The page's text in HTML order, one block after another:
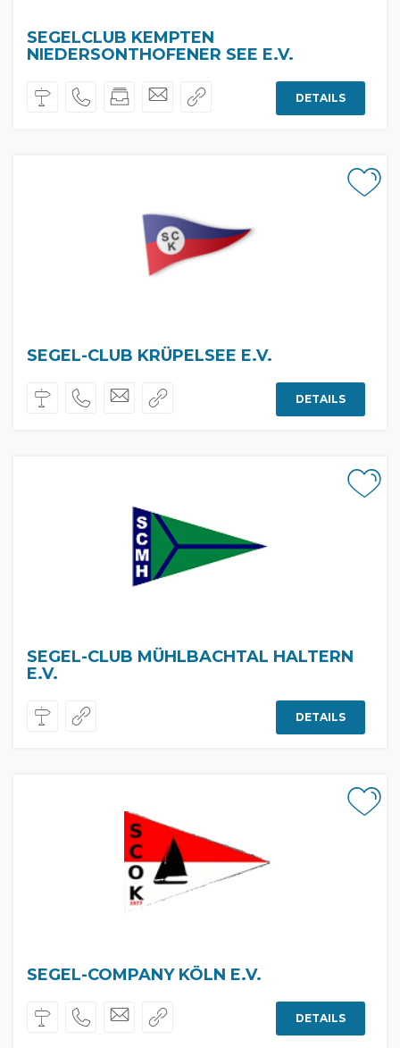
SEGELCLUB KEMPTEN
NIEDERSONTHOFENER SEE E.V.
DETAILS
SEGEL-CLUB KRÜPELSEE E.V.
DETAILS
SEGEL-CLUB MÜHLBACHTAL HALTERN
E.V.
DETAILS
SEGEL-COMPANY KÖLN E.V.
DETAILS